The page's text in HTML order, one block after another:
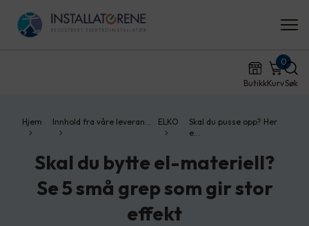
ButikkKurv
0
Søk
Hjem Innhold fra våre leveran… ELKO
Skal du pusse opp? Her
e…
Skal du bytte el-materiell?
Se 5 små grep som gir stor
effekt